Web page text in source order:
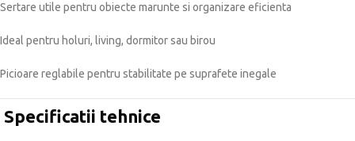
Sertare utile pentru obiecte marunte si organizare eficienta
Ideal pentru holuri, living, dormitor sau birou
Picioare reglabile pentru stabilitate pe suprafete inegale
Specificatii tehnice